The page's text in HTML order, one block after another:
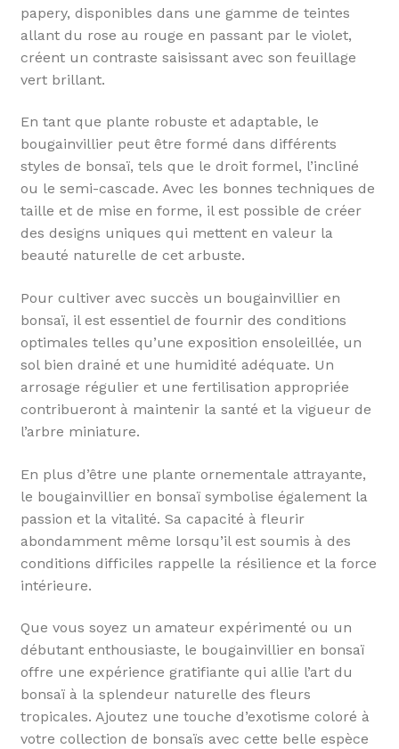
papery, disponibles dans une gamme de teintes
allant du rose au rouge en passant par le violet,
créent un contraste saisissant avec son feuillage
vert brillant.
En tant que plante robuste et adaptable, le
bougainvillier peut être formé dans différents
styles de bonsaï, tels que le droit formel, l’incliné
ou le semi-cascade. Avec les bonnes techniques de
taille et de mise en forme, il est possible de créer
des designs uniques qui mettent en valeur la
beauté naturelle de cet arbuste.
Pour cultiver avec succès un bougainvillier en
bonsaï, il est essentiel de fournir des conditions
optimales telles qu’une exposition ensoleillée, un
sol bien drainé et une humidité adéquate. Un
arrosage régulier et une fertilisation appropriée
contribueront à maintenir la santé et la vigueur de
l’arbre miniature.
En plus d’être une plante ornementale attrayante,
le bougainvillier en bonsaï symbolise également la
passion et la vitalité. Sa capacité à fleurir
abondamment même lorsqu’il est soumis à des
conditions difficiles rappelle la résilience et la force
intérieure.
Que vous soyez un amateur expérimenté ou un
débutant enthousiaste, le bougainvillier en bonsaï
offre une expérience gratifiante qui allie l’art du
bonsaï à la splendeur naturelle des fleurs
tropicales. Ajoutez une touche d’exotisme coloré à
votre collection de bonsaïs avec cette belle espèce